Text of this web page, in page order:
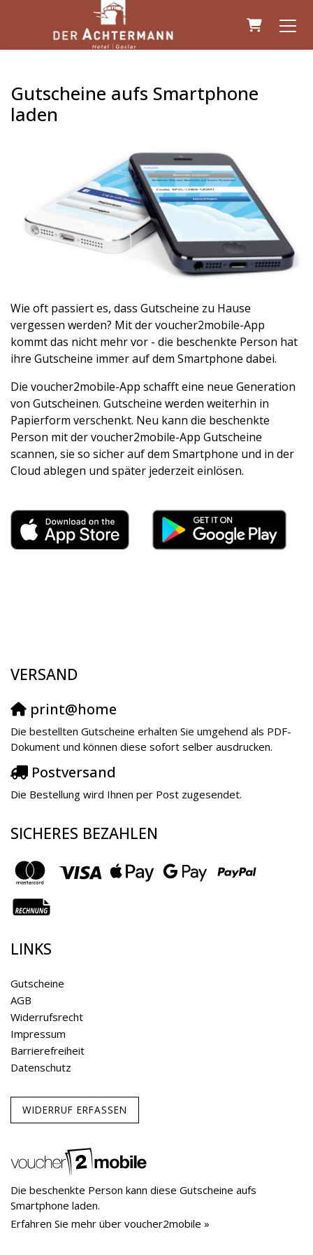
Gutscheine aufs Smartphone
laden
Wie oft passiert es, dass Gutscheine zu Hause
vergessen werden? Mit der voucher2mobile-App
kommt das nicht mehr vor - die beschenkte Person hat
ihre Gutscheine immer auf dem Smartphone dabei.
Die voucher2mobile-App schafft eine neue Generation
von Gutscheinen. Gutscheine werden weiterhin in
Papierform verschenkt. Neu kann die beschenkte
Person mit der voucher2mobile-App Gutscheine
scannen, sie so sicher auf dem Smartphone und in der
Cloud ablegen und später jederzeit einlösen.
VERSAND
print@home
Die bestellten Gutscheine erhalten Sie umgehend als PDF-
Dokument und können diese sofort selber ausdrucken.
Postversand
Die Bestellung wird Ihnen per Post zugesendet.
SICHERES BEZAHLEN
LINKS
Gutscheine
AGB
Widerrufsrecht
Impressum
Barrierefreiheit
Datenschutz
WIDERRUF ERFASSEN
Die beschenkte Person kann diese Gutscheine aufs
Smartphone laden.
Erfahren Sie mehr über voucher2mobile »